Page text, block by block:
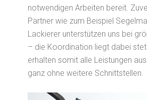
notwendigen Arbeiten bereit.
Partner wie zum Beispiel
Lackierer unterstützen uns bei
– die Koordination liegt dabei
erhalten somit alle Leistungen
ganz ohne weitere Schnittstellen.